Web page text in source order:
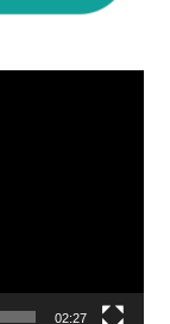
02:27